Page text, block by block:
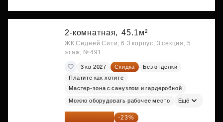
2-комнатная, 45.1м²
ЖК Сидней Сити, 6.3 корпус, 3 секция, 5
этаж, №491
3 кв 2027 Скидка
Без отделки
Платите как хотите
Мастер-зона с санузлом и гардеробной
Можно оборудовать рабочее место Ещё
29 646 440 ₽ -23%